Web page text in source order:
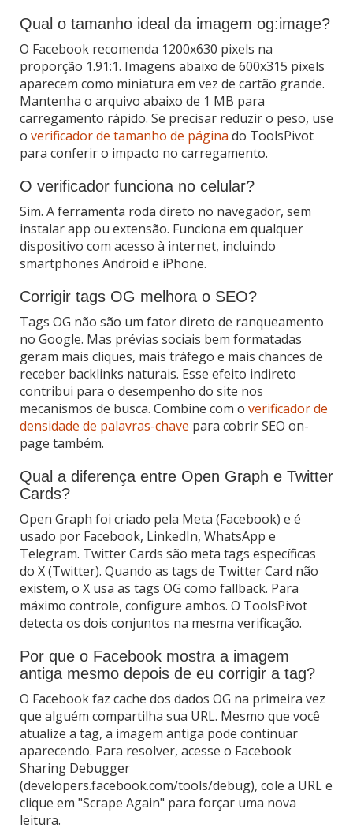
Qual o tamanho ideal da imagem og:image?
O Facebook recomenda 1200x630 pixels na
proporção 1.91:1. Imagens abaixo de 600x315 pixels
aparecem como miniatura em vez de cartão grande.
Mantenha o arquivo abaixo de 1 MB para
carregamento rápido. Se precisar reduzir o peso, use
o verificador de tamanho de página do ToolsPivot
para conferir o impacto no carregamento.
O verificador funciona no celular?
Sim. A ferramenta roda direto no navegador, sem
instalar app ou extensão. Funciona em qualquer
dispositivo com acesso à internet, incluindo
smartphones Android e iPhone.
Corrigir tags OG melhora o SEO?
Tags OG não são um fator direto de ranqueamento
no Google. Mas prévias sociais bem formatadas
geram mais cliques, mais tráfego e mais chances de
receber backlinks naturais. Esse efeito indireto
contribui para o desempenho do site nos
mecanismos de busca. Combine com o verificador de
densidade de palavras-chave para cobrir SEO on-
page também.
Qual a diferença entre Open Graph e Twitter
Cards?
Open Graph foi criado pela Meta (Facebook) e é
usado por Facebook, LinkedIn, WhatsApp e
Telegram. Twitter Cards são meta tags específicas
do X (Twitter). Quando as tags de Twitter Card não
existem, o X usa as tags OG como fallback. Para
máximo controle, configure ambos. O ToolsPivot
detecta os dois conjuntos na mesma verificação.
Por que o Facebook mostra a imagem
antiga mesmo depois de eu corrigir a tag?
O Facebook faz cache dos dados OG na primeira vez
que alguém compartilha sua URL. Mesmo que você
atualize a tag, a imagem antiga pode continuar
aparecendo. Para resolver, acesse o Facebook
Sharing Debugger
(developers.facebook.com/tools/debug), cole a URL e
clique em "Scrape Again" para forçar uma nova
leitura.